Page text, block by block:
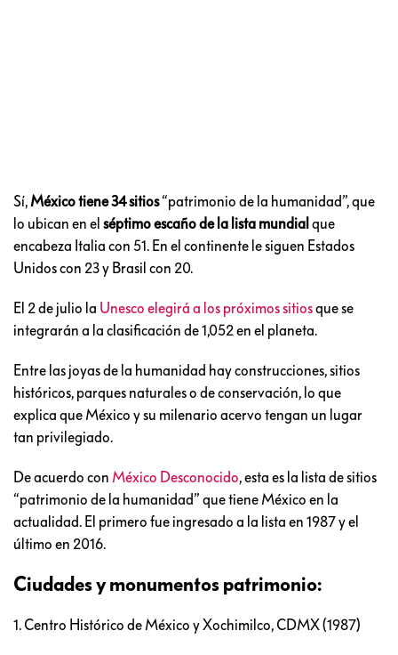
Sí, México tiene 34 sitios“patrimonio de la humanidad”, que
lo ubican en el séptimo escaño de la lista mundial que
encabeza Italia con 51. En el continente le siguen Estados
Unidos con 23 y Brasil con 20.
El 2 de julio la Unesco elegirá a los próximos sitiosque se
integrarán a la clasificación de 1,052 en el planeta.
Entre las joyas de la humanidad hay construcciones, sitios
históricos, parques naturales o de conservación, lo que
explica que México y su milenario acervo tengan un lugar
tan privilegiado.
De acuerdo con México Desconocido, esta es la lista de sitios
“patrimonio de la humanidad” que tiene México en la
actualidad. El primero fue ingresado a la lista en 1987 y el
último en 2016.
Ciudades y monumentos patrimonio:
1. Centro Histórico de México y Xochimilco, CDMX (1987)